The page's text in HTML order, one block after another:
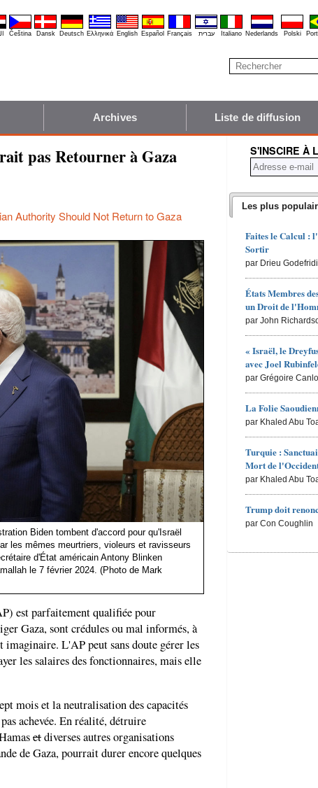
Čeština Dansk Deutsch Ελληνικά English Español Français עברית Italiano Nederlands Polski
Archives Liste de diffusion
pas Retourner à Gaza
Authority Should Not Return to Gaza
Biden tombent d'accord pour qu'Israël
les mêmes meurtriers, violeurs et ravisseurs
d'État américain Antony Blinken
le 7 février 2024. (Photo de Mark
est parfaitement qualifiée pour
Gaza, sont crédules ou mal informés, à
L'AP peut sans doute gérer les
les salaires des fonctionnaires, mais elle
mois et la neutralisation des capacités
achevée. En réalité, détruire
etdiverses autres organisations
de Gaza, pourrait durer encore quelques
S'INSCIRE À
Les plus
Faites le Calcul :
Sortir
par Drieu Godefridi
États Membres
un Droit de
par John
« Israël, le
avec Joel
par Grégoire
La Folie
par Khaled Abu
Turquie :
Mort de
par Khaled Abu
Trump doit
par Con Coughlin